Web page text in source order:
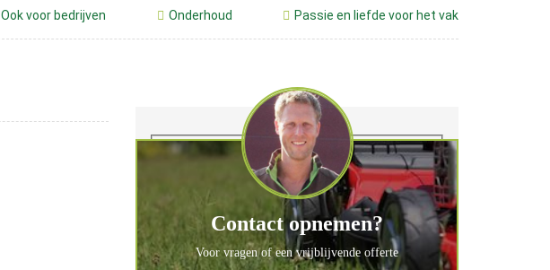
Ook voor bedrijven Onderhoud Passie en liefde voor het vak
Contact opnemen?
Voor vragen of een vrijblijvende offerte